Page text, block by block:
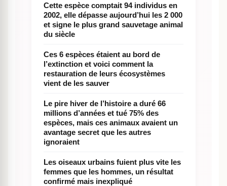
Cette espèce comptait 94 individus en
2002, elle dépasse aujourd’hui les 2 000
et signe le plus grand sauvetage animal
du siècle
Ces 6 espèces étaient au bord de
l’extinction et voici comment la
restauration de leurs écosystèmes
vient de les sauver
Le pire hiver de l’histoire a duré 66
millions d’années et tué 75% des
espèces, mais ces animaux avaient un
avantage secret que les autres
ignoraient
Les oiseaux urbains fuient plus vite les
femmes que les hommes, un résultat
confirmé mais inexpliqué